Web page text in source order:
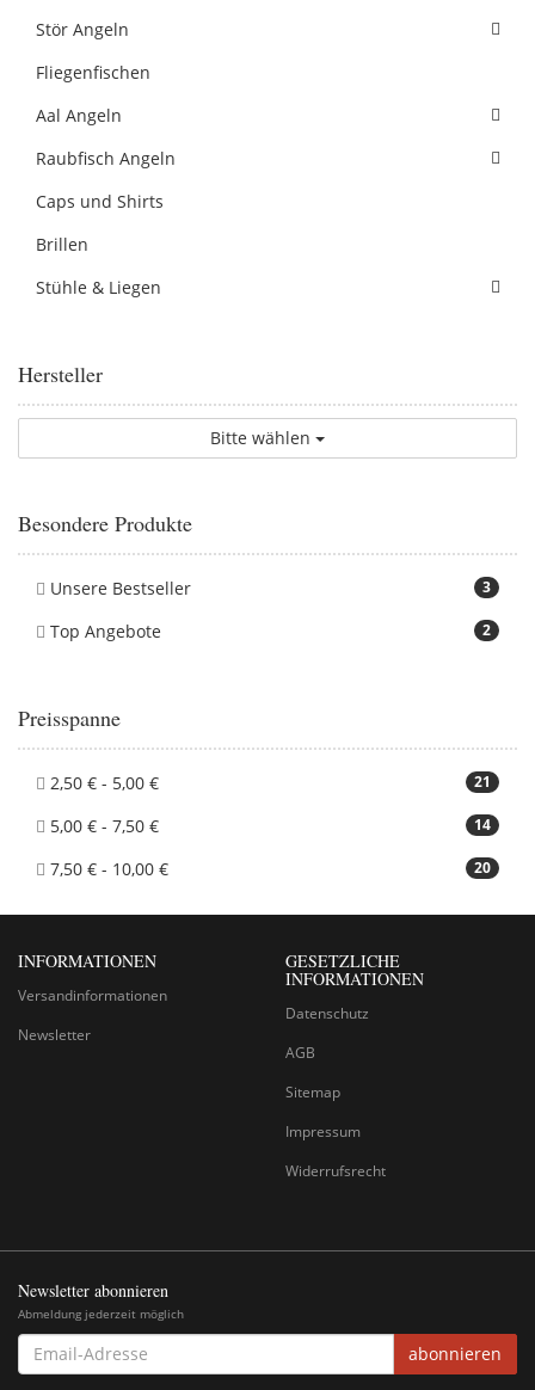
Stör Angeln
Fliegenfischen
Aal Angeln
Raubfisch Angeln
Caps und Shirts
Brillen
Stühle & Liegen
Hersteller
Bitte wählen
Besondere Produkte
3
Unsere Bestseller
2
Top Angebote
Preisspanne
21
2,50 € - 5,00 €
14
5,00 € - 7,50 €
20
7,50 € - 10,00 €
INFORMATIONEN
Versandinformationen
Newsletter
GESETZLICHE
INFORMATIONEN
Datenschutz
AGB
Sitemap
Impressum
Widerrufsrecht
Newsletter abonnieren
Abmeldung jederzeit möglich
EMAIL-
ADRESSE
abonnieren